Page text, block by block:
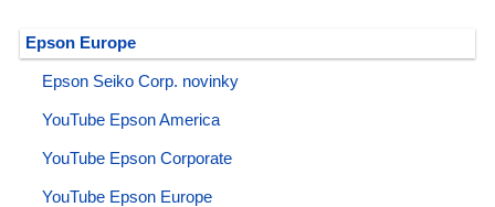
Epson Europe
Epson Seiko Corp. novinky
YouTube Epson America
YouTube Epson Corporate
YouTube Epson Europe